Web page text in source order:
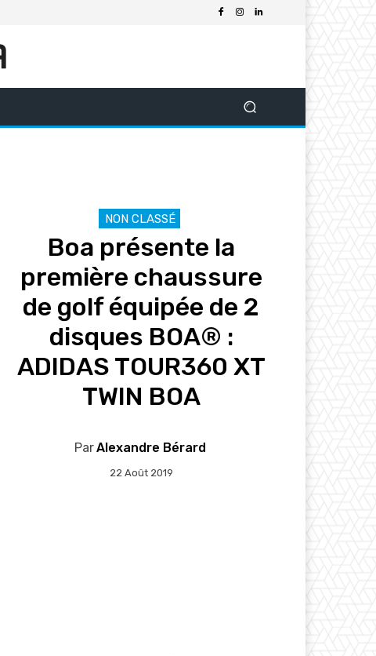
NON CLASSÉ
Boa présente la
première chaussure
de golf équipée de 2
disques BOA® :
ADIDAS TOUR360 XT
TWIN BOA
ParAlexandre Bérard
22 Août 2019